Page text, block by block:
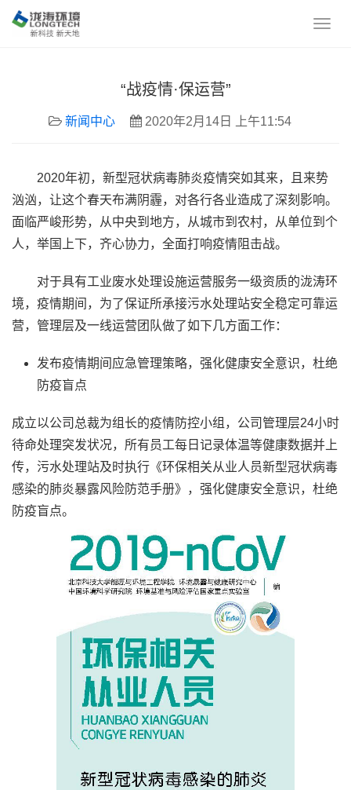
“战疫情·保运营”
新闻中心 2020年2月14日 上午11:54
2020年初，新型冠状病毒肺炎疫情突如其来，且来势
汹汹，让这个春天布满阴霾，对各行各业造成了深刻影响。
面临严峻形势，从中央到地方，从城市到农村，从单位到个
人，举国上下，齐心协力，全面打响疫情阻击战。
对于具有工业废水处理设施运营服务一级资质的泷涛环
境，疫情期间，为了保证所承接污水处理站安全稳定可靠运
营，管理层及一线运营团队做了如下几方面工作：
发布疫情期间应急管理策略，强化健康安全意识，杜绝
防疫盲点
成立以公司总裁为组长的疫情防控小组，公司管理层24小时
待命处理突发状况，所有员工每日记录体温等健康数据并上
传，污水处理站及时执行《环保相关从业人员新型冠状病毒
感染的肺炎暴露风险防范手册》，强化健康安全意识，杜绝
防疫盲点。